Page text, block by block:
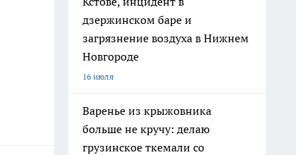
дзержинском баре и
загрязнение воздуха в Нижнем
Новгороде
16 июля
Варенье из крыжовника
больше не кручу: делаю
грузинское ткемали со